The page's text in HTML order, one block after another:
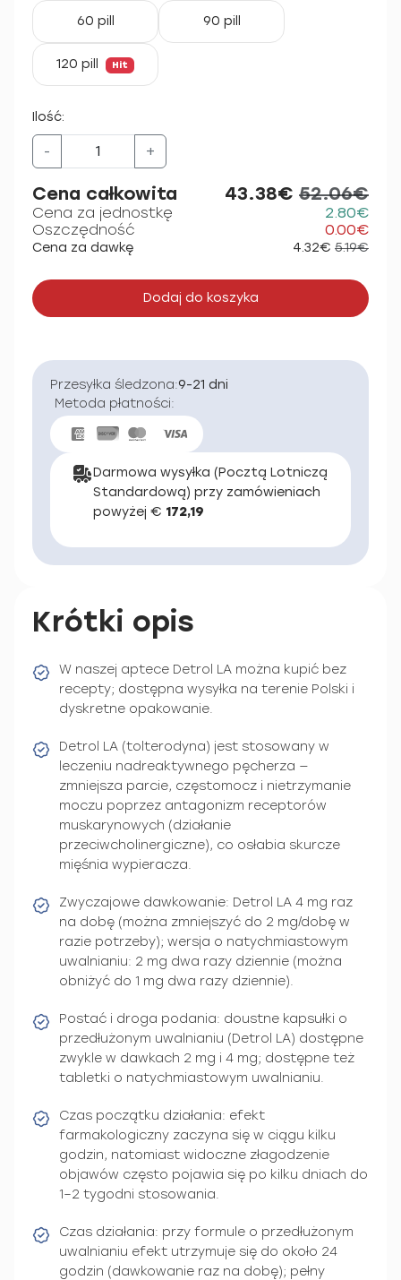
60 pill 90 pill
120 pill Hit
Ilość:
- +
Cena całkowita 43.38€ 52.06€
Cena za jednostkę
2.80€
Oszczędność
0.00€
Cena za dawkę 4.32€ 5.19€
Dodaj do koszyka
Przesyłka śledzona:9-21 dni
Metoda płatności:
Darmowa wysyłka (Pocztą Lotniczą
Standardową) przy zamówieniach
powyżej € 172,19
Krótki opis
W naszej aptece Detrol LA można kupić bez
recepty; dostępna wysyłka na terenie Polski i
dyskretne opakowanie.
Detrol LA (tolterodyna) jest stosowany w
leczeniu nadreaktywnego pęcherza —
zmniejsza parcie, częstomocz i nietrzymanie
moczu poprzez antagonizm receptorów
muskarynowych (działanie
przeciwcholinergiczne), co osłabia skurcze
mięśnia wypieracza.
Zwyczajowe dawkowanie: Detrol LA 4 mg raz
na dobę (można zmniejszyć do 2 mg/dobę w
razie potrzeby); wersja o natychmiastowym
uwalnianiu: 2 mg dwa razy dziennie (można
obniżyć do 1 mg dwa razy dziennie).
Postać i droga podania: doustne kapsułki o
przedłużonym uwalnianiu (Detrol LA) dostępne
zwykle w dawkach 2 mg i 4 mg; dostępne też
tabletki o natychmiastowym uwalnianiu.
Czas początku działania: efekt
farmakologiczny zaczyna się w ciągu kilku
godzin, natomiast widoczne złagodzenie
objawów często pojawia się po kilku dniach do
1–2 tygodni stosowania.
Czas działania: przy formule o przedłużonym
uwalnianiu efekt utrzymuje się do około 24
godzin (dawkowanie raz na dobę); pełny